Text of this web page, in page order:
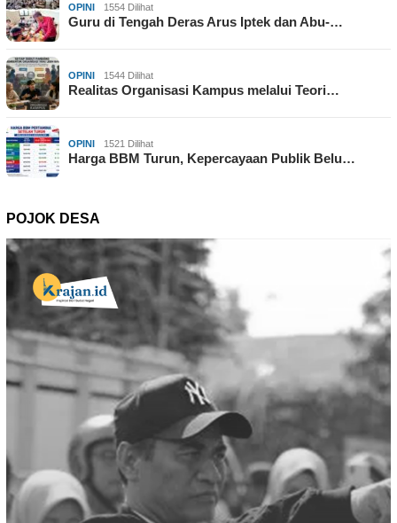
OPINI 1554 Dilihat
Guru di Tengah Deras Arus Iptek dan Abu-…
OPINI 1544 Dilihat
Realitas Organisasi Kampus melalui Teori…
OPINI 1521 Dilihat
Harga BBM Turun, Kepercayaan Publik Belu…
POJOK DESA